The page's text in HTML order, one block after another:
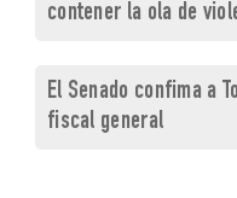
contener la ola de
El Senado confima a
fiscal general